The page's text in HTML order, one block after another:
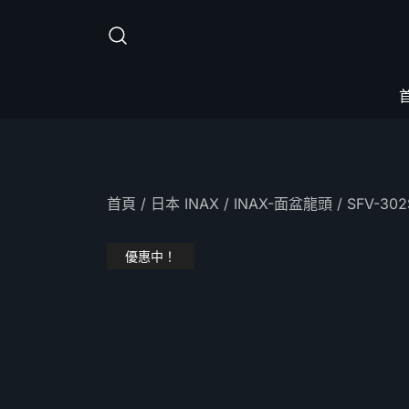
首頁 / 日本 INAX / INAX-面盆龍頭 / SFV-
優惠中！